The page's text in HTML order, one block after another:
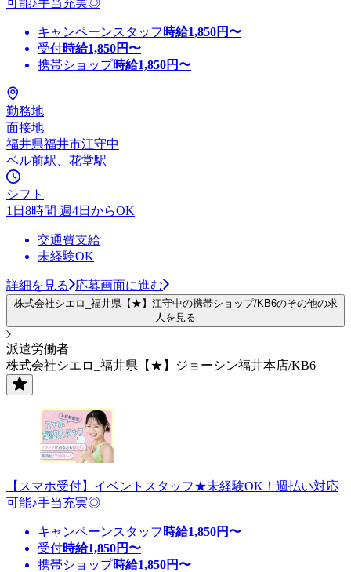
キャンペーンスタッフ 時給1,850円〜
受付時給1,850円〜
携帯ショップ時給1,850円〜
勤務地
面接地
福井県福井市江守中
ベル前駅、花堂駅
シフト
1日8時間 週4日からOK
交通費支給
未経験OK
詳細を見る 応募画面に進む
株式会社シエロ_福井県【★】江守中の携帯ショップ/KB6のその他の求
人を見る
派遣労働者
株式会社シエロ_福井県【★】ジョーシン福井本店/KB6
【スマホ受付】イベントスタッフ★未経験OK！週払い対応
可能♪手当充実◎
キャンペーンスタッフ 時給1,850円〜
受付時給1,850円〜
携帯ショップ時給1,850円〜